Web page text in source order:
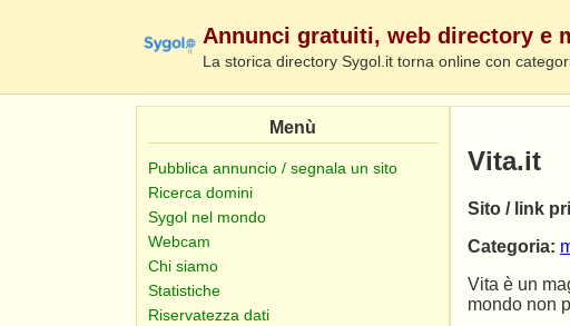
Annunci gratuiti, web directory e
La storica directory Sygol.it torna online con
Menù
Pubblica annuncio / segnala un sito
Ricerca domini
Sygol nel mondo
Webcam
Chi siamo
Statistiche
Riservatezza dati
Vita.it
Sito / link
Categoria:
Vita è un
mondo non